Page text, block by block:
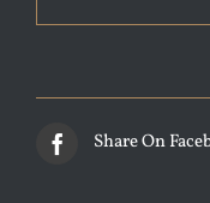
Share On